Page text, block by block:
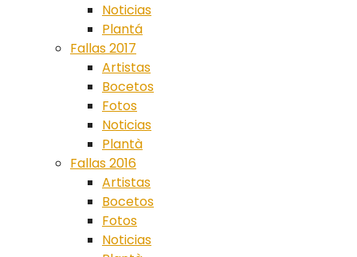
Noticias
Plantá
Fallas 2017
Artistas
Bocetos
Fotos
Noticias
Plantà
Fallas 2016
Artistas
Bocetos
Fotos
Noticias